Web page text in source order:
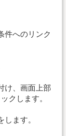
件へのリンク
け、画面上部
クします。
ます。